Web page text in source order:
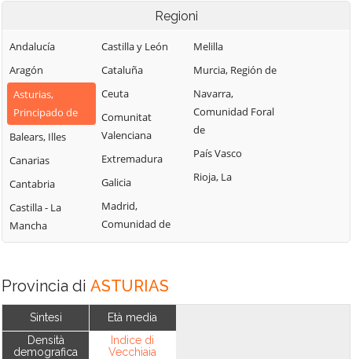
Regioni
Andalucía
Aragón
Asturias,
Principado de
Balears, Illes
Canarias
Cantabria
Castilla - La
Mancha
Castilla y León
Cataluña
Ceuta
Comunitat
Valenciana
Extremadura
Galicia
Madrid,
Comunidad de
Melilla
Murcia, Región de
Navarra,
Comunidad Foral
de
País Vasco
Rioja, La
Provincia di ASTURIAS
Sintesi
Densità
demografica
Età media
Indice di
Vecchiaia